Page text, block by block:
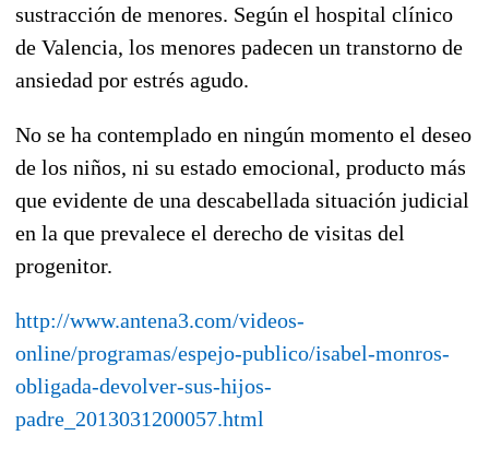
sustracción de menores. Según el hospital clínico
de Valencia, los menores padecen un transtorno de
ansiedad por estrés agudo.
No se ha contemplado en ningún momento el deseo
de los niños, ni su estado emocional, producto más
que evidente de una descabellada situación judicial
en la que prevalece el derecho de visitas del
progenitor.
http://www.antena3.com/videos-
online/programas/espejo-publico/isabel-monros-
obligada-devolver-sus-hijos-
padre_2013031200057.html